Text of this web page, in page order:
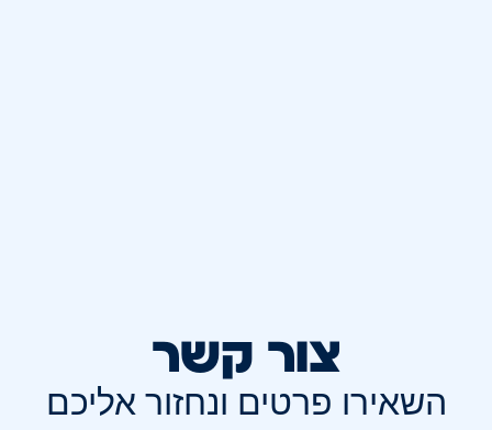
צור קשר
השאירו פרטים ונחזור אליכם